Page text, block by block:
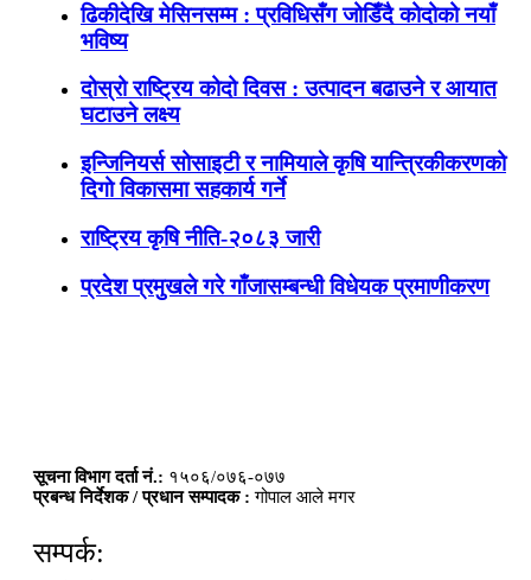
ढिकीदेखि मेसिनसम्म : प्रविधिसँग जोडिँदै कोदोको नयाँ
भविष्य
दोस्रो राष्ट्रिय कोदो दिवस : उत्पादन बढाउने र आयात
घटाउने लक्ष्य
इन्जिनियर्स सोसाइटी र नामियाले कृषि यान्त्रिकीकरणको
दिगो विकासमा सहकार्य गर्ने
राष्ट्रिय कृषि नीति-२०८३ जारी
प्रदेश प्रमुखले गरे गाँजासम्बन्धी विधेयक प्रमाणीकरण
सूचना विभाग दर्ता नं.: १५०६/०७६-०७७
प्रबन्ध निर्देशक / प्रधान सम्पादक : गोपाल आले मगर
सम्पर्क: